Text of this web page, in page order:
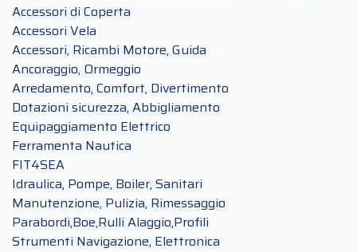
Accessori di Coperta
Accessori Vela
Accessori, Ricambi Motore, Guida
Ancoraggio, Ormeggio
Arredamento, Comfort, Divertimento
Dotazioni sicurezza, Abbigliamento
Equipaggiamento Elettrico
Ferramenta Nautica
FIT4SEA
Idraulica, Pompe, Boiler, Sanitari
Manutenzione, Pulizia, Rimessaggio
Parabordi,Boe,Rulli Alaggio,Profili
Strumenti Navigazione, Elettronica